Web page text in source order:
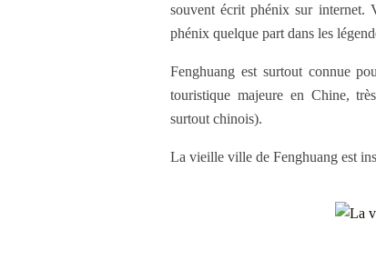
souvent écrit phénix sur internet.
phénix quelque part dans les
Fenghuang est surtout connue
touristique majeure en Chine,
surtout chinois).
La vieille ville de Fenghuang est